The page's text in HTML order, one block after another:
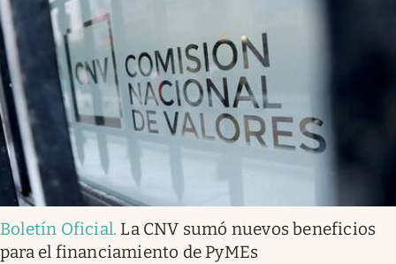
Boletín Oficial. La CNV sumó nuevos beneficios
para el financiamiento de PyMEs